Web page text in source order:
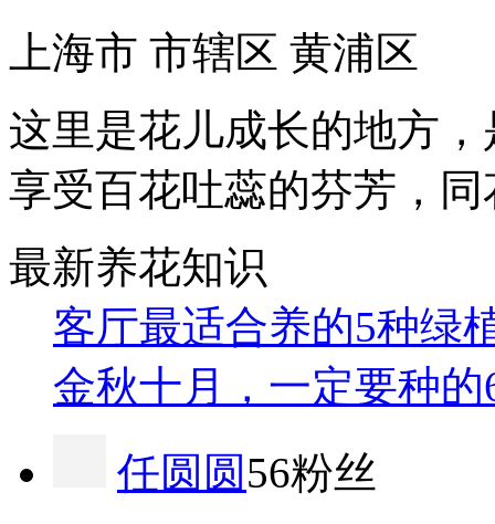
上海市 市辖区 黄浦区
这里是花儿成长的地方
享受百花吐蕊的芬芳，
最新养花知识
客厅最适合养的5种绿
金秋十月，一定要种
任圆圆56粉丝